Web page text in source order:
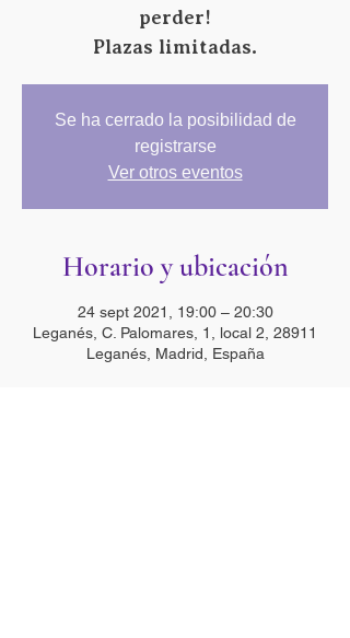
perder!
Plazas limitadas.
Se ha cerrado la posibilidad de
registrarse
Ver otros eventos
Horario y ubicación
24 sept 2021, 19:00 – 20:30
Leganés, C. Palomares, 1, local 2, 28911
Leganés, Madrid, España